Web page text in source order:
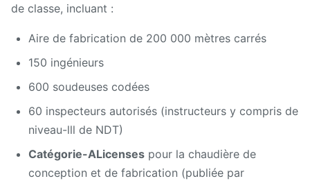
de classe, incluant :
Aire de fabrication de 200 000 mètres carrés
150 ingénieurs
600 soudeuses codées
60 inspecteurs autorisés (instructeurs y compris de
niveau-lll de NDT)
Catégorie-ALicenses pour la chaudière de
conception et de fabrication (publiée par